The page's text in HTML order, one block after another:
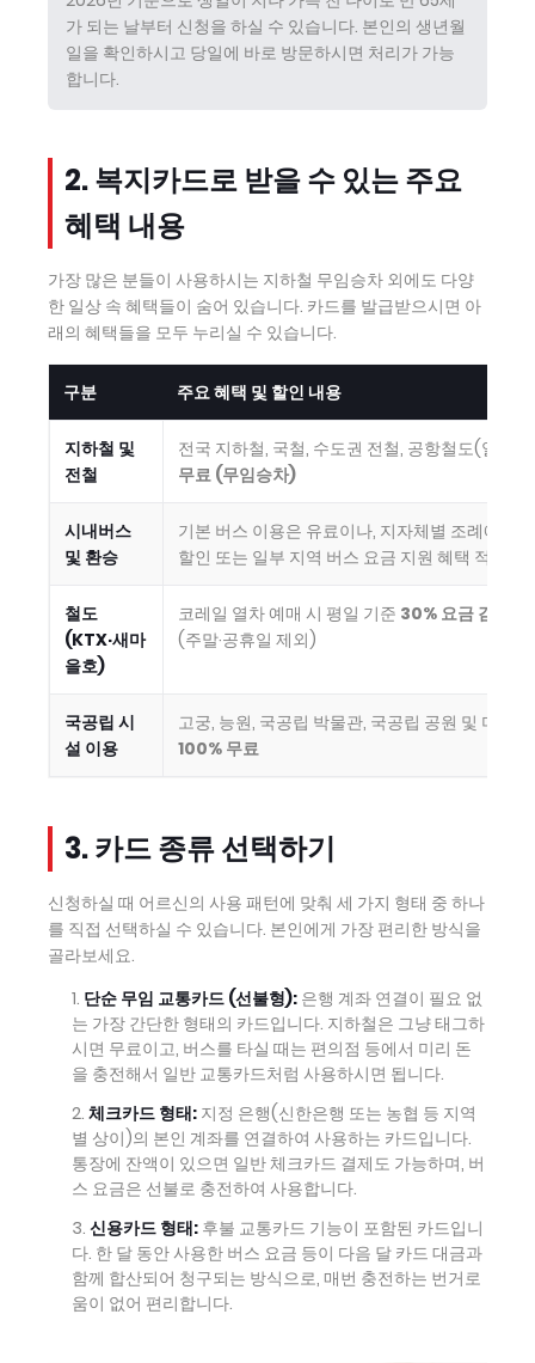
가 되는 날부터 신청을 하실 수 있습니다. 본인의 생년월
일을 확인하시고 당일에 바로 방문하시면 처리가 가능
합니다.
2. 복지카드로 받을 수 있는 주요
혜택 내용
가장 많은 분들이 사용하시는 지하철 무임승차 외에도 다양
한 일상 속 혜택들이 숨어 있습니다. 카드를 발급받으시면 아
래의 혜택들을 모두 누리실 수 있습니다.
구분 주요 혜택 및 할인 내용
지하철 및
전철
전국 지하철, 국철, 수도권 전철, 공항철도(일반)
무료 (무임승차)
시내버스
및 환승
기본 버스 이용은 유료이나, 지자체별 조례에 따
할인 또는 일부 지역 버스 요금 지원 혜택 적용
철도
(KTX·새마
을호)
코레일 열차 예매 시 평일 기준 30% 요금 감면
(주말·공휴일 제외)
국공립 시
설 이용
고궁, 능원, 국공립 박물관, 국공립 공원 및 미술
100% 무료
3. 카드 종류 선택하기
신청하실 때 어르신의 사용 패턴에 맞춰 세 가지 형태 중 하나
를 직접 선택하실 수 있습니다. 본인에게 가장 편리한 방식을
골라보세요.
단순 무임 교통카드 (선불형): 은행 계좌 연결이 필요 없
는 가장 간단한 형태의 카드입니다. 지하철은 그냥 태그하
시면 무료이고, 버스를 타실 때는 편의점 등에서 미리 돈
을 충전해서 일반 교통카드처럼 사용하시면 됩니다.
체크카드 형태: 지정 은행(신한은행 또는 농협 등 지역
별 상이)의 본인 계좌를 연결하여 사용하는 카드입니다.
통장에 잔액이 있으면 일반 체크카드 결제도 가능하며, 버
스 요금은 선불로 충전하여 사용합니다.
신용카드 형태: 후불 교통카드 기능이 포함된 카드입니
다. 한 달 동안 사용한 버스 요금 등이 다음 달 카드 대금과
함께 합산되어 청구되는 방식으로, 매번 충전하는 번거로
움이 없어 편리합니다.